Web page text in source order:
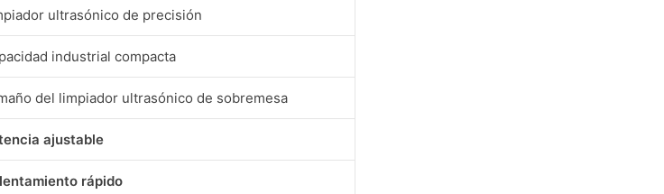
ultrasónico de precisión
industrial compacta
del limpiador ultrasónico de sobremesa
ajustable
rápido